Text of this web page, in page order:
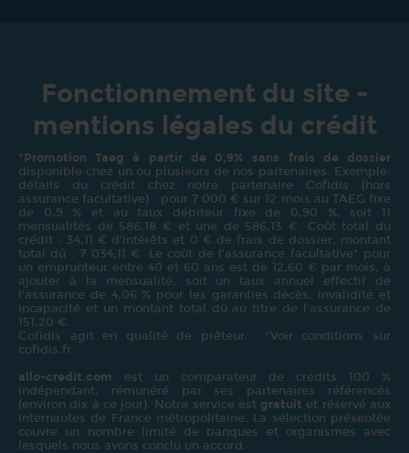
Fonctionnement du site -
mentions légales du crédit
* Promotion Taeg à partir de 0,9% sans frais de dossier
disponible chez un ou plusieurs de nos partenaires. Exemple:
détails du crédit chez notre partenaire Cofidis (hors
assurance facultative) : pour 7 000 € sur 12 mois au TAEG fixe
de 0,9 % et au taux débiteur fixe de 0,90 %, soit 11
mensualités de 586,18 € et une de 586,13 €. Coût total du
crédit : 34,11 € d’intérêts et 0 € de frais de dossier, montant
total dû : 7 034,11 €. Le coût de l'assurance facultative* pour
un emprunteur entre 40 et 60 ans est de 12,60 € par mois, à
ajouter à la mensualité; soit un taux annuel effectif de
l'assurance de 4,06 % pour les garanties décès, invalidité et
incapacité et un montant total dû au titre de l'assurance de
151,20 €.
Cofidis agit en qualité de prêteur. *Voir conditions sur
cofidis.fr
allo-credit.com est un comparateur de crédits 100 %
indépendant, rémunéré par ses partenaires référencés
(environ dix à ce jour). Notre service est gratuit et réservé aux
internautes de France métropolitaine. La sélection présentée
couvre un nombre limité de banques et organismes avec
lesquels nous avons conclu un accord.